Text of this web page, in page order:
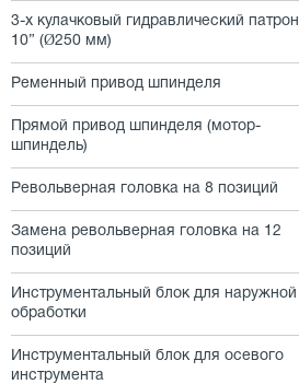
3-х кулачковый гидравлический патрон
10” (Ø250 мм)
Ременный привод шпинделя
Прямой привод шпинделя (мотор-
шпиндель)
Револьверная головка на 8 позиций
Замена револьверная головка на 12
позиций
Инструментальный блок для наружной
обработки
Инструментальный блок для осевого
инструмента